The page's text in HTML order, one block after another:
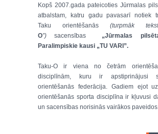
Kopš 2007.gada pateicoties Jūrmalas
atbalstam, katru gadu pavasarī notiek
Taku orientēšanās (turpmāk
O”)sacensības „Jūrmalas
Paralimpiskie kausi „TU VARI”.
Taku-O ir viena no četrām
disciplīnām, kuru ir apstiprinājusi
orientēšanās federācija. Gadiem ejot
orientēšanās sporta disciplīna ir kļuvusi
un sacensības norisinās vairākos